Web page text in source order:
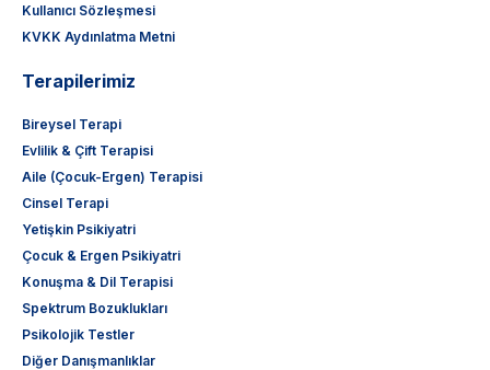
Kullanıcı Sözleşmesi
KVKK Aydınlatma Metni
Terapilerimiz
Bireysel Terapi
Evlilik & Çift Terapisi
Aile (Çocuk-Ergen) Terapisi
Cinsel Terapi
Yetişkin Psikiyatri
Çocuk & Ergen Psikiyatri
Konuşma & Dil Terapisi
Spektrum Bozuklukları
Psikolojik Testler
Diğer Danışmanlıklar